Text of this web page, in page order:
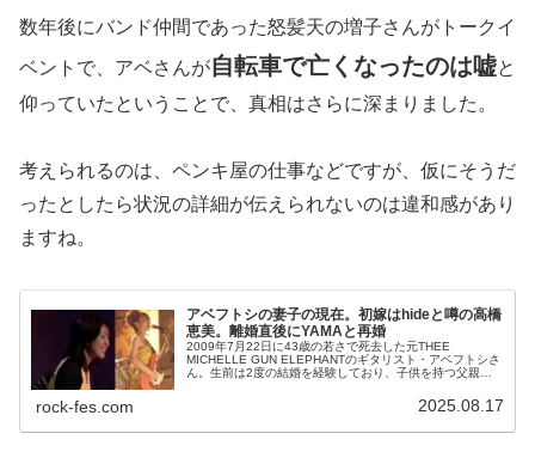
数年後にバンド仲間であった怒髪天の増子さんがトークイ
ベントで、アベさんが自転車で亡くなったのは嘘と
仰っていたということで、真相はさらに深まりました。
考えられるのは、ペンキ屋の仕事などですが、仮にそうだ
ったとしたら状況の詳細が伝えられないのは違和感があり
ますね。
アベフトシの妻子の現在。初嫁はhideと噂の高橋
恵美。離婚直後にYAMAと再婚
2009年7月22日に43歳の若さで死去した元THEE
MICHELLE GUN ELEPHANTのギタリスト・アベフトシさ
ん。生前は2度の結婚を経験しており、子供を持つ父親で
rock-fes.com 2025.08.17